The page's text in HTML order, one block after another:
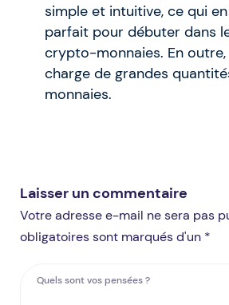
simple et intuitive, ce qui
parfait pour débuter dans
crypto-monnaies. En
charge de grandes
monnaies.
Laisser un commentaire
Votre adresse e-mail ne sera pas
obligatoires sont marqués d'un *